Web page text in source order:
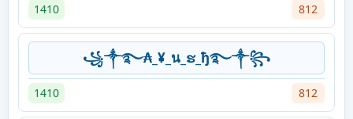
1410 812
꧁༒࿐₳_¥_น_ຮ_ђ࿐༒꧂
1410 812